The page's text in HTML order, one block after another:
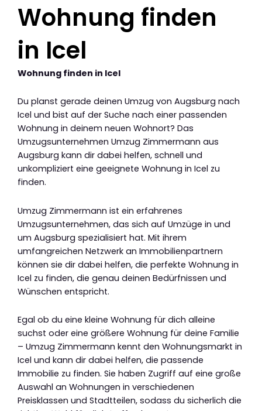
Wohnung finden
in Icel
Wohnung finden in Icel
Du planst gerade deinen Umzug von Augsburg nach
Icel und bist auf der Suche nach einer passenden
Wohnung in deinem neuen Wohnort? Das
Umzugsunternehmen Umzug Zimmermann aus
Augsburg kann dir dabei helfen, schnell und
unkompliziert eine geeignete Wohnung in Icel zu
finden.
Umzug Zimmermann ist ein erfahrenes
Umzugsunternehmen, das sich auf Umzüge in und
um Augsburg spezialisiert hat. Mit ihrem
umfangreichen Netzwerk an Immobilienpartnern
können sie dir dabei helfen, die perfekte Wohnung in
Icel zu finden, die genau deinen Bedürfnissen und
Wünschen entspricht.
Egal ob du eine kleine Wohnung für dich alleine
suchst oder eine größere Wohnung für deine Familie
– Umzug Zimmermann kennt den Wohnungsmarkt in
Icel und kann dir dabei helfen, die passende
Immobilie zu finden. Sie haben Zugriff auf eine große
Auswahl an Wohnungen in verschiedenen
Preisklassen und Stadtteilen, sodass du sicherlich die